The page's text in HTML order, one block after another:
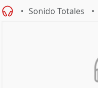
Sonido Totales